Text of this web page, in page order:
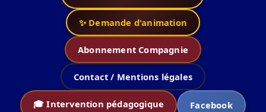
✨ Demande d'animation
Abonnement Compagnie
Contact / Mentions légales
🎓 Intervention pédagogique Facebook